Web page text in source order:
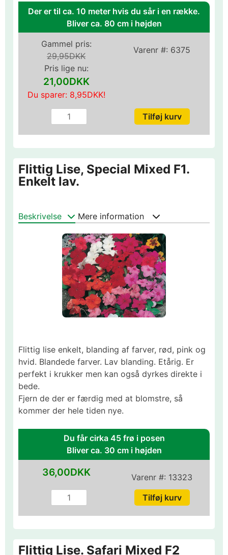
Der er til ca. 10 meter hvis du sår i en række.
Bliver ca. 80 cm i højden
Varenr #: 6375
Gammel pris:
29,95DKK
Pris lige nu:
21,00DKK
Du sparer: 8,95DKK!
Flittig Lise, Special Mixed F1.
Enkelt lav.
Beskrivelse Mere information
Flittig lise enkelt, blanding af farver, rød, pink og
hvid. Blandede farver. Lav blanding. Etårig. Er
perfekt i krukker men kan også dyrkes direkte i
bede.
Fjern de der er færdig med at blomstre, så
kommer der hele tiden nye.
Du får cirka 45 frø i posen
Bliver ca. 30 cm i højden
Varenr #: 13323
36,00DKK
Flittig Lise. Safari Mixed F2